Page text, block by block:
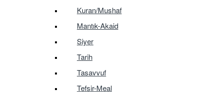
Kuran/Mushaf
Mantık-Akaid
Siyer
Tarih
Tasavvuf
Tefsir-Meal